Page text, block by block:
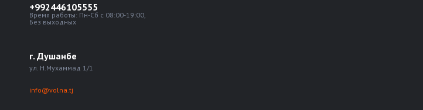
+992446105555
Время работы: Пн-Сб с 08:00-19:00,
Без выходных
г. Душанбе
ул. Н.Мухаммад 1/1
info@volna.tj